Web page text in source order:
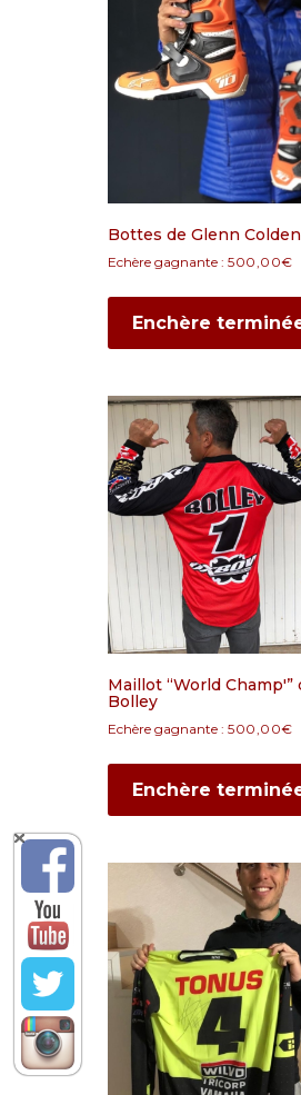
Bottes de Glenn
Echère gagnante : 500,00€
Enchère
Maillot “World Champ'”
Bolley
Echère gagnante : 500,00€
Enchère